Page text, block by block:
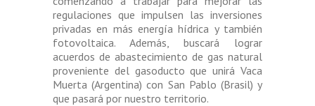
regulaciones que impulsen las inversiones
privadas en más energía hídrica y también
fotovoltaica. Además, buscará lograr
acuerdos de abastecimiento de gas natural
proveniente del gasoducto que unirá Vaca
Muerta (Argentina) con San Pablo (Brasil) y
que pasará por nuestro territorio.